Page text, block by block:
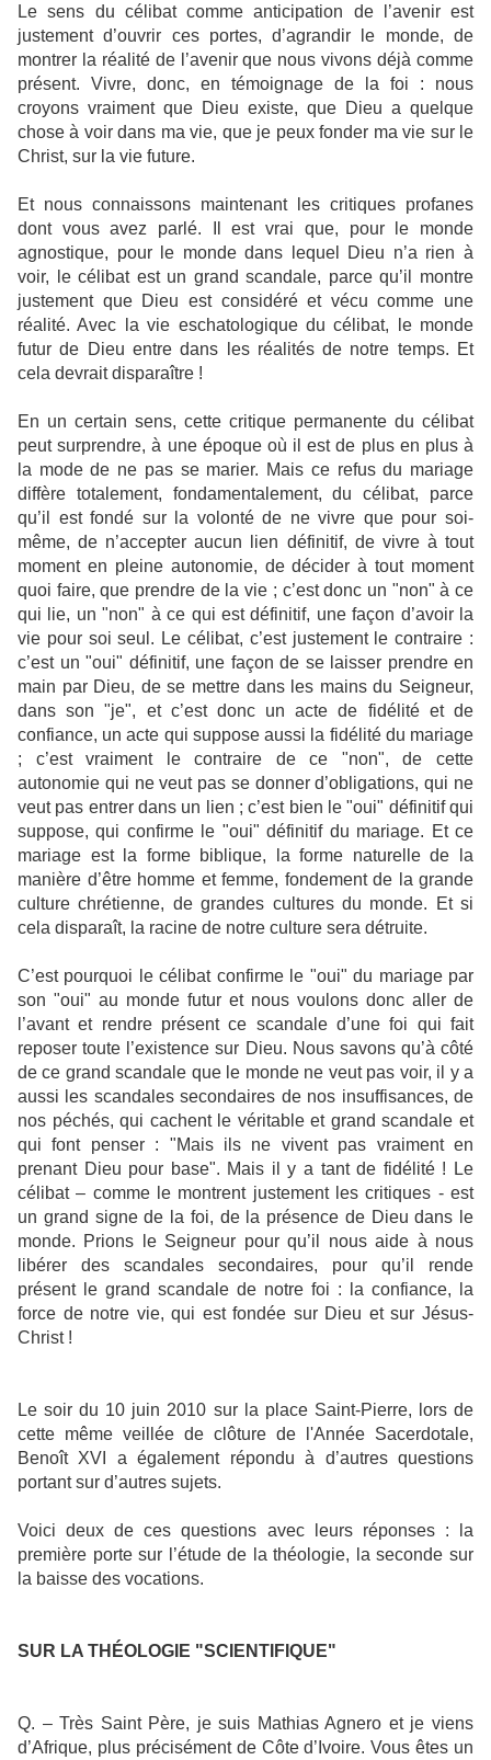
Le sens du célibat comme anticipation de l’avenir est
justement d’ouvrir ces portes, d’agrandir le monde, de
montrer la réalité de l’avenir que nous vivons déjà comme
présent. Vivre, donc, en témoignage de la foi : nous
croyons vraiment que Dieu existe, que Dieu a quelque
chose à voir dans ma vie, que je peux fonder ma vie sur le
Christ, sur la vie future.
Et nous connaissons maintenant les critiques profanes
dont vous avez parlé. Il est vrai que, pour le monde
agnostique, pour le monde dans lequel Dieu n’a rien à
voir, le célibat est un grand scandale, parce qu’il montre
justement que Dieu est considéré et vécu comme une
réalité. Avec la vie eschatologique du célibat, le monde
futur de Dieu entre dans les réalités de notre temps. Et
cela devrait disparaître !
En un certain sens, cette critique permanente du célibat
peut surprendre, à une époque où il est de plus en plus à
la mode de ne pas se marier. Mais ce refus du mariage
diffère totalement, fondamentalement, du célibat, parce
qu’il est fondé sur la volonté de ne vivre que pour soi-
même, de n’accepter aucun lien définitif, de vivre à tout
moment en pleine autonomie, de décider à tout moment
quoi faire, que prendre de la vie ; c’est donc un "non" à ce
qui lie, un "non" à ce qui est définitif, une façon d’avoir la
vie pour soi seul. Le célibat, c’est justement le contraire :
c’est un "oui" définitif, une façon de se laisser prendre en
main par Dieu, de se mettre dans les mains du Seigneur,
dans son "je", et c’est donc un acte de fidélité et de
confiance, un acte qui suppose aussi la fidélité du mariage
; c’est vraiment le contraire de ce "non", de cette
autonomie qui ne veut pas se donner d’obligations, qui ne
veut pas entrer dans un lien ; c’est bien le "oui" définitif qui
suppose, qui confirme le "oui" définitif du mariage. Et ce
mariage est la forme biblique, la forme naturelle de la
manière d’être homme et femme, fondement de la grande
culture chrétienne, de grandes cultures du monde. Et si
cela disparaît, la racine de notre culture sera détruite.
C’est pourquoi le célibat confirme le "oui" du mariage par
son "oui" au monde futur et nous voulons donc aller de
l’avant et rendre présent ce scandale d’une foi qui fait
reposer toute l’existence sur Dieu. Nous savons qu’à côté
de ce grand scandale que le monde ne veut pas voir, il y a
aussi les scandales secondaires de nos insuffisances, de
nos péchés, qui cachent le véritable et grand scandale et
qui font penser : "Mais ils ne vivent pas vraiment en
prenant Dieu pour base". Mais il y a tant de fidélité ! Le
célibat – comme le montrent justement les critiques - est
un grand signe de la foi, de la présence de Dieu dans le
monde. Prions le Seigneur pour qu’il nous aide à nous
libérer des scandales secondaires, pour qu’il rende
présent le grand scandale de notre foi : la confiance, la
force de notre vie, qui est fondée sur Dieu et sur Jésus-
Christ !
Le soir du 10 juin 2010 sur la place Saint-Pierre, lors de
cette même veillée de clôture de l'Année Sacerdotale,
Benoît XVI a également répondu à d’autres questions
portant sur d’autres sujets.
Voici deux de ces questions avec leurs réponses : la
première porte sur l’étude de la théologie, la seconde sur
la baisse des vocations.
SUR LA THÉOLOGIE "SCIENTIFIQUE"
Q. – Très Saint Père, je suis Mathias Agnero et je viens
d’Afrique, plus précisément de Côte d’Ivoire. Vous êtes un